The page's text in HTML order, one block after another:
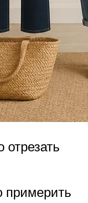
отрезать
примерить